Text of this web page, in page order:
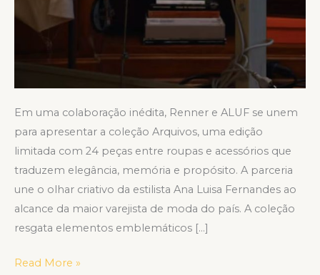
Em uma colaboração inédita, Renner e ALUF se unem
para apresentar a coleção Arquivos, uma edição
limitada com 24 peças entre roupas e acessórios que
traduzem elegância, memória e propósito. A parceria
une o olhar criativo da estilista Ana Luisa Fernandes ao
alcance da maior varejista de moda do país. A coleção
resgata elementos emblemáticos […]
Read More »